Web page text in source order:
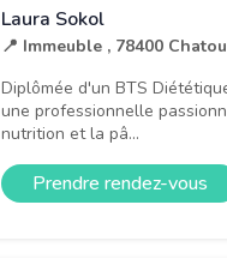
Laura Sokol
📍 Immeuble , 78400 Chatou
Diplômée d'un BTS
une professionnelle
nutrition et la pâ...
Prendre rendez-vous